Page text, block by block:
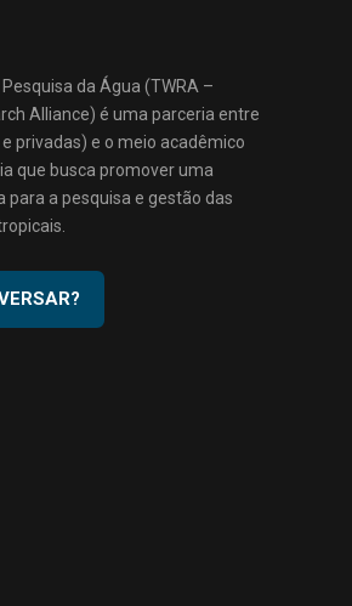
da Água (TWRA –
Alliance) é uma parceria entre
privadas) e o meio acadêmico
que busca promover uma
para a pesquisa e gestão das